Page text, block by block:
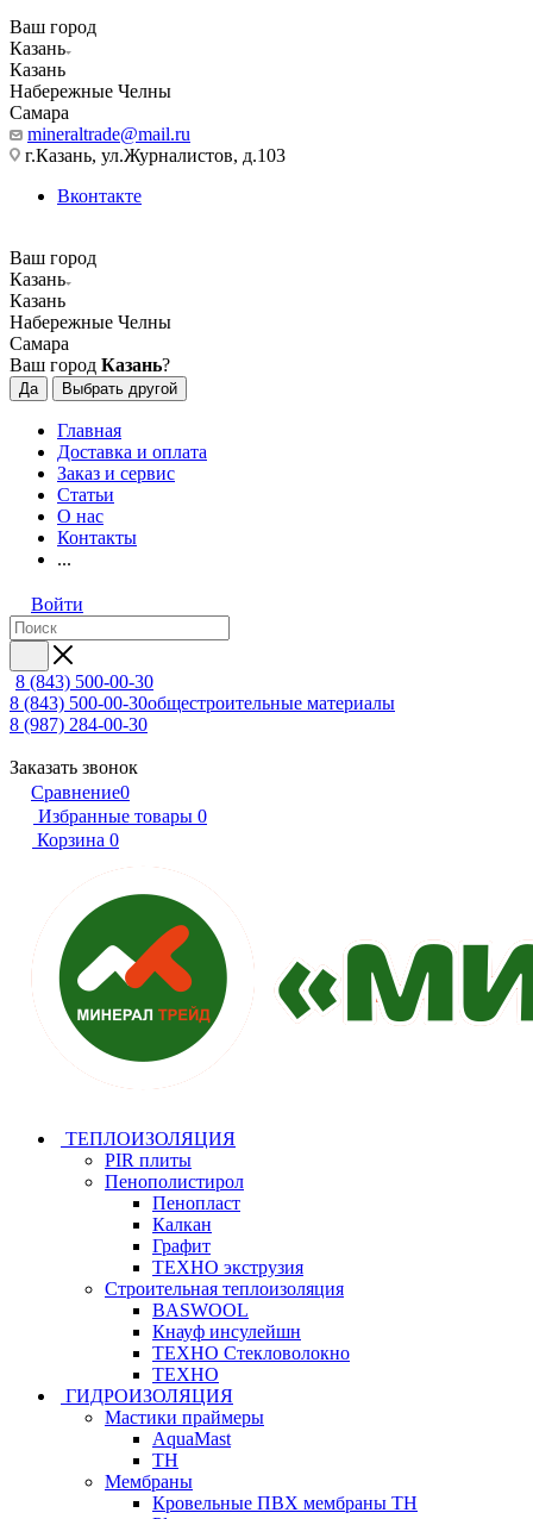
Ваш город
Казань
Казань
Набережные Челны
Самара
mineraltrade@mail.ru
г.Казань, ул.Журналистов, д.103
Вконтакте
Ваш город
Казань
Казань
Набережные Челны
Самара
Ваш город Казань?
Да Выбрать другой
Главная
Доставка и оплата
Заказ и сервис
Статьи
О нас
Контакты
...
Войти
8 (843) 500-00-30
8 (843) 500-00-30общестроительные материалы
8 (987) 284-00-30
Заказать звонок
Сравнение0
Избранные товары 0
Корзина 0
ТЕПЛОИЗОЛЯЦИЯ
PIR плиты
Пенополистирол
Пенопласт
Калкан
Графит
ТЕХНО экструзия
Строительная теплоизоляция
BASWOOL
Кнауф инсулейшн
ТЕХНО Стекловолокно
ТЕХНО
ГИДРОИЗОЛЯЦИЯ
Мастики праймеры
AquaMast
ТН
Мембраны
Кровельные ПВХ мембраны ТН